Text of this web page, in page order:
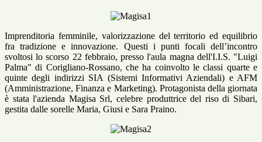
Imprenditoria femminile, valorizzazione del territorio ed equilibrio
fra tradizione e innovazione. Questi i punti focali dell’incontro
svoltosi lo scorso 22 febbraio, presso l'aula magna dell'I.I.S. "Luigi
Palma" di Corigliano-Rossano, che ha coinvolto le classi quarte e
quinte degli indirizzi SIA (Sistemi Informativi Aziendali) e AFM
(Amministrazione, Finanza e Marketing). Protagonista della giornata
è stata l'azienda Magisa Srl, celebre produttrice del riso di Sibari,
gestita dalle sorelle Maria, Giusi e Sara Praino.